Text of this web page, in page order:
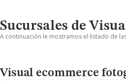
Sucursales de
A continuación le mostramos el listado de
Visual ecommerce